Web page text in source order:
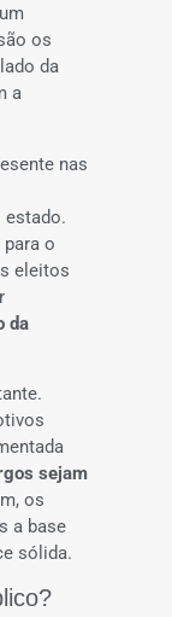
os
da
a
nas
estado.
o
eleitos
da
sejam
os
a base
sólida.